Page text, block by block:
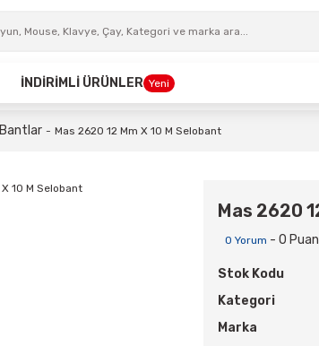
İNDİRİMLİ ÜRÜNLER Yeni
Bantlar Mas 2620 12 Mm X 10 M Selobant
Mas 2620
0 Yorum - 0 Puan
Stok Kodu
Kategori
Marka